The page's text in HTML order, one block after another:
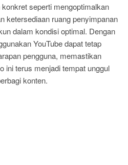
seperti mengoptimalkan
ketersediaan ruang penyimpanan
dalam kondisi optimal. Dengan
YouTube dapat tetap
pengguna, memastikan
ini terus menjadi tempat unggul
konten.